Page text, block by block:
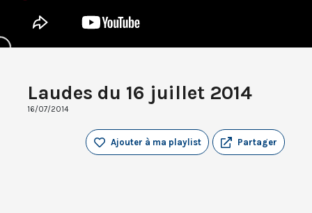
Laudes du 16 juillet 2014
16/07/2014
Partager
Ajouter à ma playlist